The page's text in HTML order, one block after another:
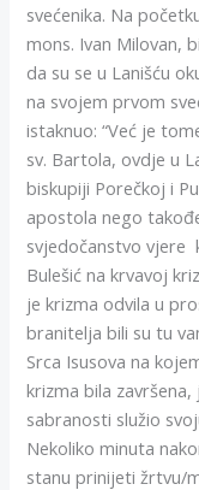
svećenika. Na
mons. Ivan Milovan,
da su se u Lanišću
na svojem prvom
istaknuo: “Već je
sv. Bartola, ovdje u
biskupiji Porečkoj i
apostola nego
svjedočanstvo vjere
Bulešić na krvavoj
je krizma odvila u
branitelja bili su tu
Srca Isusova na
krizma bila
sabranosti služio
Nekoliko minuta
stanu prinijeti žrtvu/